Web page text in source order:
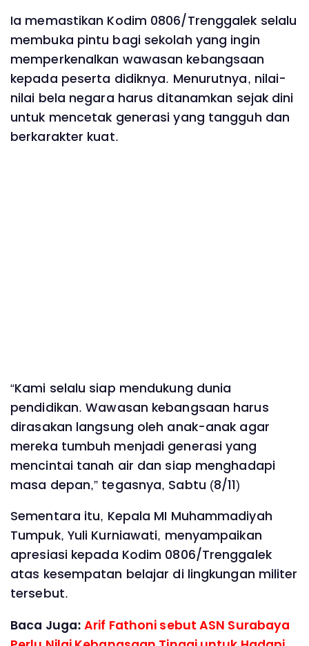
Ia memastikan Kodim 0806/Trenggalek selalu
membuka pintu bagi sekolah yang ingin
memperkenalkan wawasan kebangsaan
kepada peserta didiknya. Menurutnya, nilai-
nilai bela negara harus ditanamkan sejak dini
untuk mencetak generasi yang tangguh dan
berkarakter kuat.
“Kami selalu siap mendukung dunia
pendidikan. Wawasan kebangsaan harus
dirasakan langsung oleh anak-anak agar
mereka tumbuh menjadi generasi yang
mencintai tanah air dan siap menghadapi
masa depan,” tegasnya, Sabtu (8/11)
Sementara itu, Kepala MI Muhammadiyah
Tumpuk, Yuli Kurniawati, menyampaikan
apresiasi kepada Kodim 0806/Trenggalek
atas kesempatan belajar di lingkungan militer
tersebut.
Baca Juga:Arif Fathoni sebut ASN Surabaya